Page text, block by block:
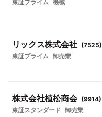
東証プライム 機械
リックス株式会社 (7525)
東証プライム 卸売業
株式会社植松商会 (9914)
東証スタンダード 卸売業